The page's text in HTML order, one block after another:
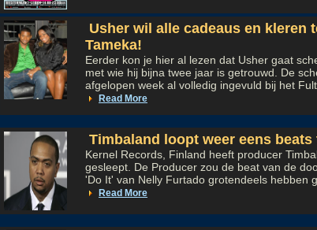
Usher wil alle cadeaus en kleren
Tameka!
Eerder kon je hier al lezen dat Usher gaat
met wie hij bijna twee jaar is getrouwd. De
afgelopen week al volledig ingevuld bij het
Read More
Timbaland loopt weer eens beats
Kernel Records, Finland heeft producer
gesleept. De Producer zou de beat van de
'Do It' van Nelly Furtado grotendeels hebben
Read More